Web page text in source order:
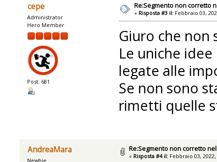
cepe
Administrator
Hero Member
Post: 681
Re:Segmento non corretto
« Risposta #3 il: Febbraio 03,
Giuro che non
Le uniche
legate alle
Se non sono
rimetti quelle
AndreaMara
Newbie
Re:Segmento non corretto
« Risposta #4 il: Febbraio 03,